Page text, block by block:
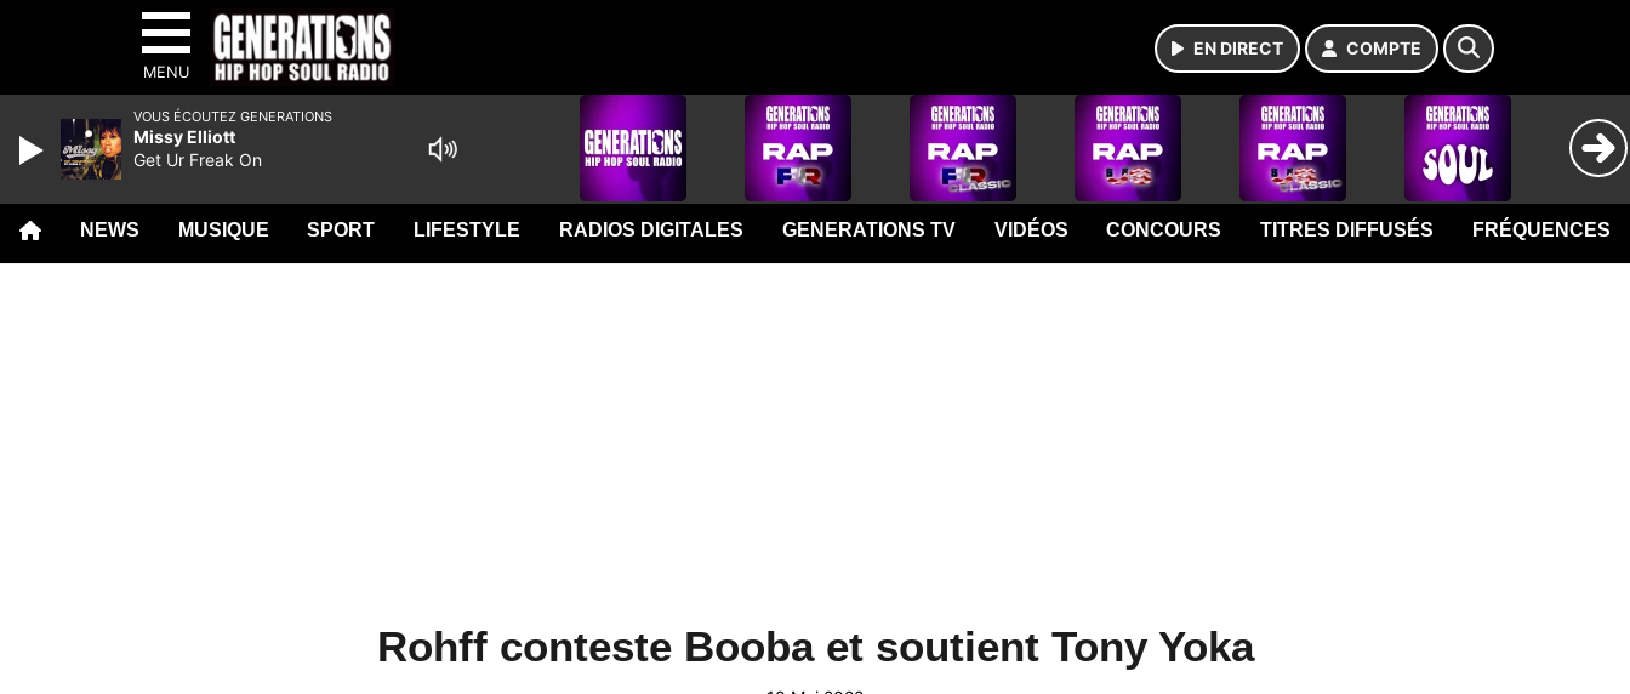
MENU
EN DIRECT COMPTE
NEWS MUSIQUE SPORT LIFESTYLE RADIOS DIGITALES GENERATIONS TV VIDÉOS CONCOURS TITRES DIFFUSÉS FRÉQUENCES
Rohff conteste Booba et soutient Tony Yoka
VOUS ÉCOUTEZ GENERATIONS
Missy Elliott
Get Ur Freak On